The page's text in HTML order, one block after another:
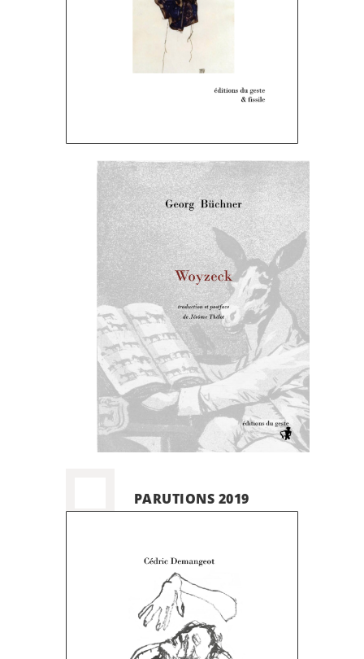
PARUTIONS 2019